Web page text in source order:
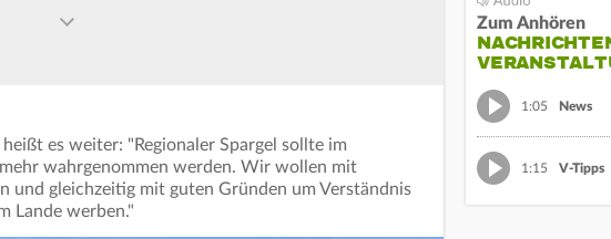
es weiter: "Regionaler Spargel sollte im
wahrgenommen werden. Wir wollen mit
und gleichzeitig mit guten Gründen um Verständnis
Lande werben."
Zum Anhören
1:05 News
1:15 V-Tipps